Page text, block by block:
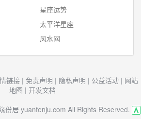
星座运势
太平洋星座
风水网
链接 | 免责声明 | 隐私声明 | 公益活动 | 网站
地图 | 开发文档
份居 yuanfenju.com All Rights Reserved.